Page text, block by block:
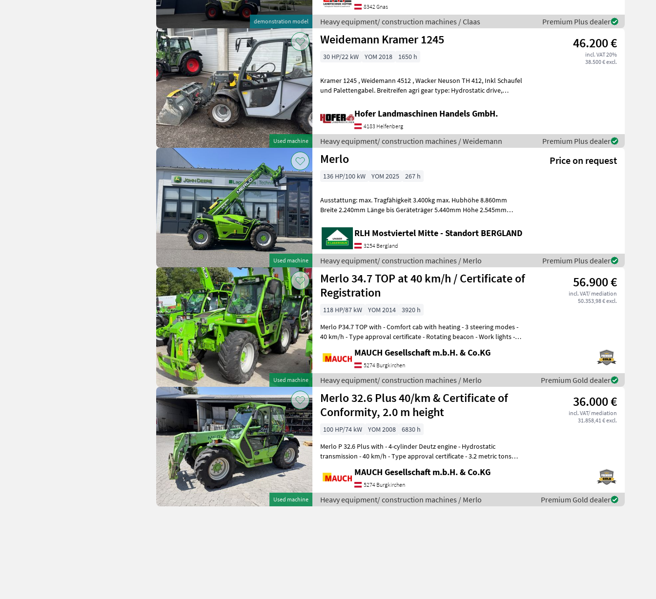
demonstration model
8342 Gnas
Heavy equipment/ construction machines / Claas Premium Plus dealer
Used machine
Weidemann Kramer 1245 46.200 €
incl. VAT 20%
38.500 € excl.
30 HP/22 kW YOM 2018 1650 h
Kramer 1245 , Weidemann 4512 , Wacker Neuson TH 412, Inkl Schaufel
und Palettengabel. Breitreifen agri gear type: Hydrostatic drive,
Hofer Landmaschinen Handels GmbH.
4183 Helfenberg
Heavy equipment/ construction machines / Weidemann Premium Plus dealer
Used machine
Merlo Price on request
136 HP/100 kW YOM 2025 267 h
Ausstattung: max. Tragfähigkeit 3.400kg max. Hubhöhe 8.860mm
Breite 2.240mm Länge bis Geräteträger 5.440mm Höhe 2.545mm
RLH Mostviertel Mitte - Standort BERGLAND
3254 Bergland
Heavy equipment/ construction machines / Merlo Premium Plus dealer
Used machine
Merlo 34.7 TOP at 40 km/h / Certificate of
Registration
56.900 €
incl. VAT/ mediation
50.353,98 € excl.
118 HP/87 kW YOM 2014
3920 h
Merlo P34.7 TOP with - Comfort cab with heating - 3 steering modes -
40 km/h - Type approval certificate - Rotating beacon - Work lights -
MAUCH Gesellschaft m.b.H. & Co.KG
5274 Burgkirchen
Heavy equipment/ construction machines / Merlo Premium Gold dealer
Used machine
Merlo 32.6 Plus 40/km & Certificate of
Conformity, 2.0 m height
36.000 €
incl. VAT/ mediation
31.858,41 € excl.
100 HP/74 kW YOM 2008
6830 h
Merlo P 32.6 Plus with - 4-cylinder Deutz engine - Hydrostatic
transmission - 40 km/h - Type approval certificate - 3.2 metric tons
MAUCH Gesellschaft m.b.H. & Co.KG
5274 Burgkirchen
Heavy equipment/ construction machines / Merlo Premium Gold dealer